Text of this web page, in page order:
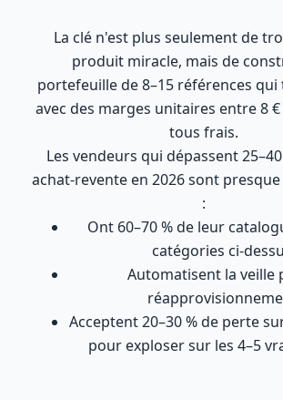
La clé n'est plus seulement de
produit miracle, mais de
portefeuille de 8–15 références
avec des marges unitaires entre 8
tous frais.
Les vendeurs qui dépassent
achat-revente en 2026 sont
:
Ont 60–70 % de leur
catégories ci-
Automatisent la veille
Acceptent 20–30 % de perte
pour exploser sur les 4–5